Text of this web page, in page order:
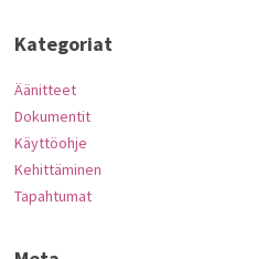
Kategoriat
Äänitteet
Dokumentit
Käyttöohje
Kehittäminen
Tapahtumat